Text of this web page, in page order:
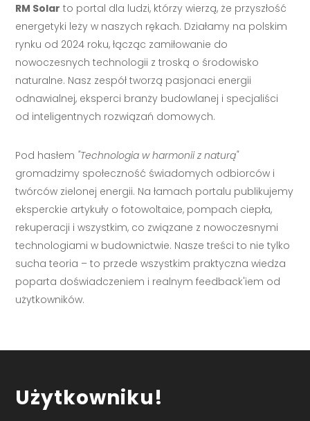
RM Solar to portal dla ludzi, którzy wierzą, że przyszłość
energetyki leży w naszych rękach. Działamy na polskim
rynku od 2024 roku, łącząc zamiłowanie do
nowoczesnych technologii z troską o środowisko
naturalne. Nasz zespół tworzą pasjonaci energii
odnawialnej, eksperci branży budowlanej i specjaliści
od inteligentnych rozwiązań domowych.
Pod hasłem "Technologia w harmonii z naturą"
gromadzimy społeczność świadomych odbiorców i
twórców zielonej energii. Na łamach portalu publikujemy
eksperckie artykuły o fotowoltaice, pompach ciepła,
rekuperacji i wszystkim, co związane z nowoczesnymi
technologiami w budownictwie. Nasze treści to nie tylko
sucha teoria – to przede wszystkim praktyczna wiedza
poparta doświadczeniem i realnym feedback'iem od
użytkowników.
Użytkowniku!